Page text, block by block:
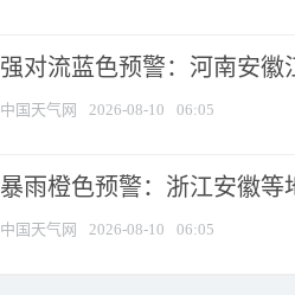
强对流蓝色预警：河南安徽
中国天气网 2026-08-10 06:05
暴雨橙色预警：浙江安徽等
中国天气网 2026-08-10 06:05